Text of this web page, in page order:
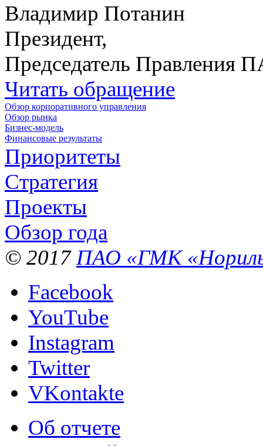
Владимир Потанин
Президент,
Председатель Правления
Читать обращение
Обзор корпоративного управления
Обзор рынка
Бизнес-модель
Финансовые результаты
Приоритеты
Стратегия
Проекты
Обзор года
© 2017 ПАО «ГМК
Facebook
YouTube
Instagram
Twitter
VKontakte
Об отчете